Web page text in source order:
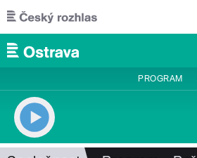
Přejít k hlavnímu obsahu
PROGRAM